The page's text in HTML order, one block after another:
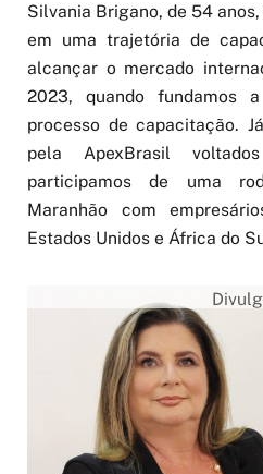
Silvania Brigano, de 54 anos,
em uma trajetória de
alcançar o mercado
2023, quando fundamos
processo de capacitação.
pela ApexBrasil
participamos de uma
Maranhão com
Estados Unidos e África do